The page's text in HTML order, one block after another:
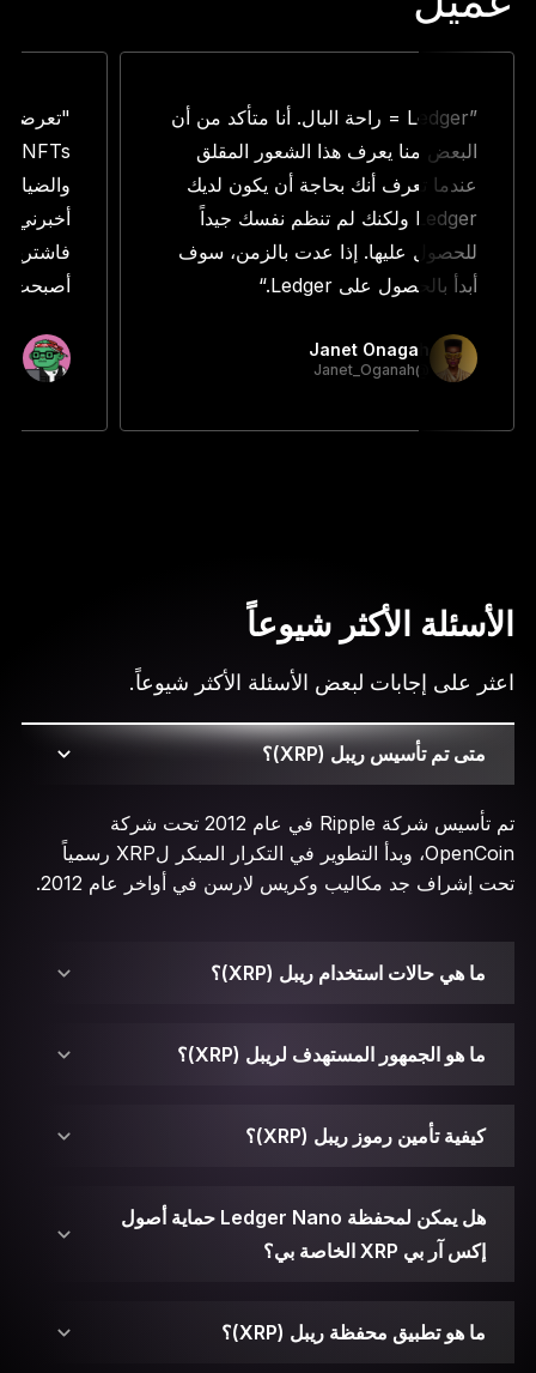
”Ledger = راحة البال. أنا متأكد من أن
البعض منا يعرف هذا الشعور المقلق
عندما تعرف أنك بحاجة أن يكون لديك
Ledger ولكنك لم تنظم نفسك جيداً
للحصول عليها. إذا عدت بالزمن، سوف
أبدأ بالحصول على Ledger.“
Janet Onagah
@Janet_Oganah
"تعرضت
أصبحت
@primenic_eth
الأسئلة الأكثر شيوعاً
اعثر على إجابات لبعض الأسئلة الأكثر شيوعاً.
متى تم تأسيس ريبل (XRP)؟
تم تأسيس شركة Ripple في عام 2012 تحت شركة
OpenCoin، وبدأ التطوير في التكرار المبكر لXRP رسمياً
تحت إشراف جد مكاليب وكريس لارسن في أواخر عام 2012.
ما هي حالات استخدام ريبل (XRP)؟
ما هو الجمهور المستهدف لريبل (XRP)؟
كيفية تأمين رموز ريبل (XRP)؟
المفتاح العام يعمل بمثابة عنوان يمكن مشاركته مع
المفتاح الخاص يُمثل رقماً يتم إنشاؤه عشوائياً والذي يقوم
هل يمكن لمحفظة Ledger Nano حماية أصول
إكس آر بي XRP الخاصة بي؟
ما هو تطبيق محفظة ريبل (XRP)؟